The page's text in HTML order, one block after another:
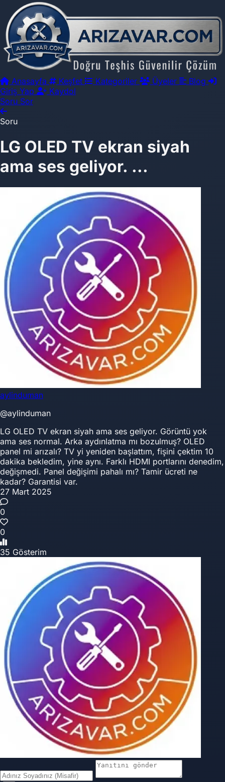
Anasayfa Keşfet Kategoriler Üyeler
Blog
Giriş Yap
Kaydol
Soru Sor
Soru
LG OLED TV ekran siyah
ama ses geliyor. ...
aylinduman
@aylinduman
LG OLED TV ekran siyah ama ses geliyor. Görüntü yok
ama ses normal. Arka aydınlatma mı bozulmuş? OLED
panel mi arızalı? TV yi yeniden başlattım, fişini çektim 10
dakika bekledim, yine aynı. Farklı HDMI portlarını denedim,
değişmedi. Panel değişimi pahalı mı? Tamir ücreti ne
kadar? Garantisi var.
27 Mart 2025
0
0
35 Gösterim